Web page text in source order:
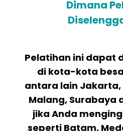
Dimana
Pelatihan ini dapat
di kota-kota
antara lain Jakarta,
Malang, Surabaya
jika Anda
seperti Batam,